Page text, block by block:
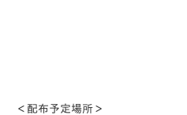
＜配布予定場所＞